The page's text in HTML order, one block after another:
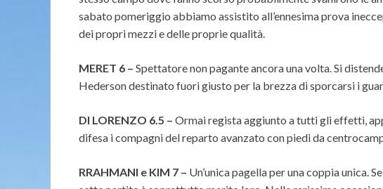
sabato pomeriggio abbiamo assistito all’ennesima prova
dei propri mezzi e delle proprie qualità.
MERET 6 – Spettatore non pagante ancora una volta. Si
Hederson destinato fuori giusto per la brezza di sporcarsi i
DI LORENZO 6.5 – Ormai regista aggiunto a tutti gli effetti,
difesa i compagni del reparto avanzato con piedi da
RRAHMANI e KIM 7 – Un’unica pagella per una coppia unica.